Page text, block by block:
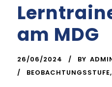
am MDG
26/06/2024 BY
BEOBACHTUNGSSTUFE,